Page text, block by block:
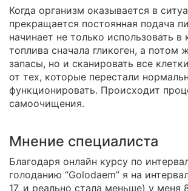
Когда организм оказывается в
прекращается постоянная подача
начинает не только использовать в
топлива сначала гликоген, а потом
запасы, но и сканировать все
от тех, которые перестали
функционировать. Происходит
самоочищения.
Мнение специалиста
Благодаря онлайн курсу по
голоданию “Golodaem” я на
17, и реально стала меньше) у меня